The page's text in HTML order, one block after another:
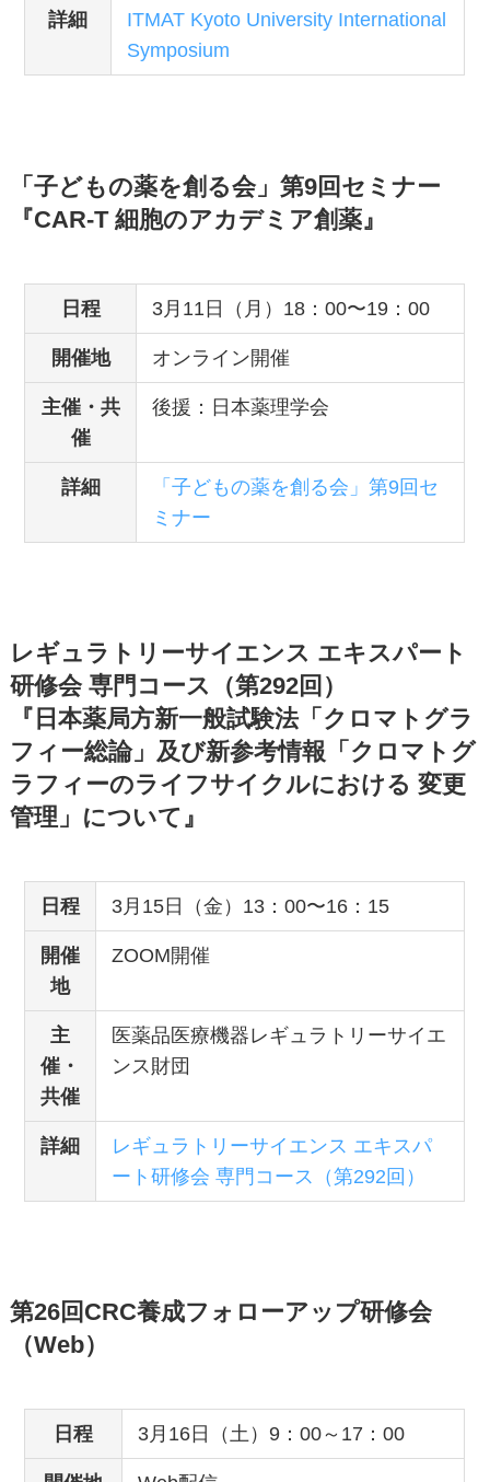
詳細
ITMAT Kyoto University International
Symposium
「子どもの薬を創る会」第9回セミナー
『CAR-T 細胞のアカデミア創薬』
日程 3月11日（月）18：00〜19：00
開催地 オンライン開催
主催・共
催
後援：日本薬理学会
詳細
「子どもの薬を創る会」第9回セ
ミナー
レギュラトリーサイエンス エキスパート
研修会 専門コース（第292回）
『日本薬局方新一般試験法「クロマトグラ
フィー総論」及び新参考情報「クロマトグ
ラフィーのライフサイクルにおける 変更
管理」について』
日程 3月15日（金）13：00〜16：15
開催
地
ZOOM開催
主
催・
共催
医薬品医療機器レギュラトリーサイエ
ンス財団
詳細
レギュラトリーサイエンス エキスパ
ート研修会 専門コース（第292回）
第26回CRC養成フォローアップ研修会
（Web）
日程 3月16日（土）9：00～17：00